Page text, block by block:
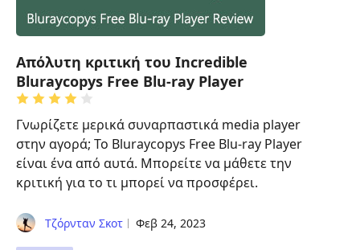
Απόλυτη κριτική του Incredible
Bluraycopys Free Blu-ray Player
Γνωρίζετε μερικά συναρπαστικά media player
στην αγορά; Το Bluraycopys Free Blu-ray Player
είναι ένα από αυτά. Μπορείτε να μάθετε την
κριτική για το τι μπορεί να προσφέρει.
Τζόρνταν Σκοτ Φεβ 24, 2023